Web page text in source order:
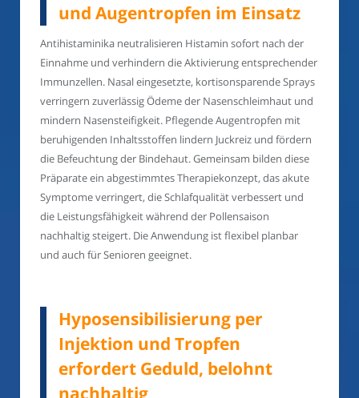
und Augentropfen im Einsatz
Antihistaminika neutralisieren Histamin sofort nach der
Einnahme und verhindern die Aktivierung entsprechender
Immunzellen. Nasal eingesetzte, kortisonsparende Sprays
verringern zuverlässig Ödeme der Nasenschleimhaut und
mindern Nasensteifigkeit. Pflegende Augentropfen mit
beruhigenden Inhaltsstoffen lindern Juckreiz und fördern
die Befeuchtung der Bindehaut. Gemeinsam bilden diese
Präparate ein abgestimmtes Therapiekonzept, das akute
Symptome verringert, die Schlafqualität verbessert und
die Leistungsfähigkeit während der Pollensaison
nachhaltig steigert. Die Anwendung ist flexibel planbar
und auch für Senioren geeignet.
Hyposensibilisierung per
Injektion und Tropfen
erfordert Geduld, belohnt
nachhaltig